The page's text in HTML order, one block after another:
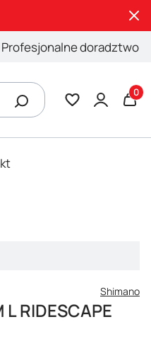
Profesjonalne doradztwo
Szukaj
Shimano
RIDESCAPE